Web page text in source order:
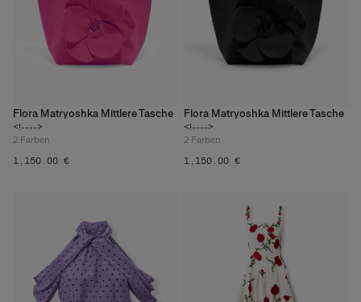
Flora Matryoshka Mittlere Tasche
<!---->
2 Farben
‌1,150.00 €
Flora Matryoshka Mittlere Tasche
<!---->
2 Farben
‌1,150.00 €